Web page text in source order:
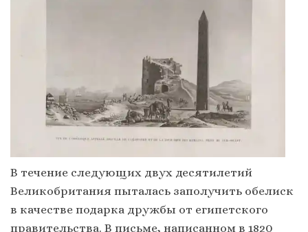
В течение следующих двух десятилетий
Великобритания пыталась заполучить обелиск
в качестве подарка дружбы от египетского
правительства. В письме, написанном в 1820